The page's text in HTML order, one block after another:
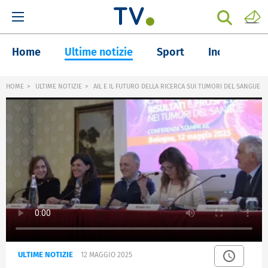
Home Ultime notizie Sport Inchieste
HOME ULTIME NOTIZIE AIL E IL FUTURO DELLA RICERCA SUI TUMORI DEL SANGUE
ULTIME NOTIZIE 12 MAGGIO 2025